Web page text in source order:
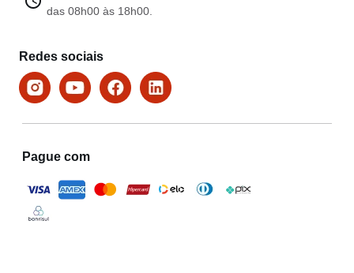
das 08h00 às 18h00.
Redes sociais
Pague com